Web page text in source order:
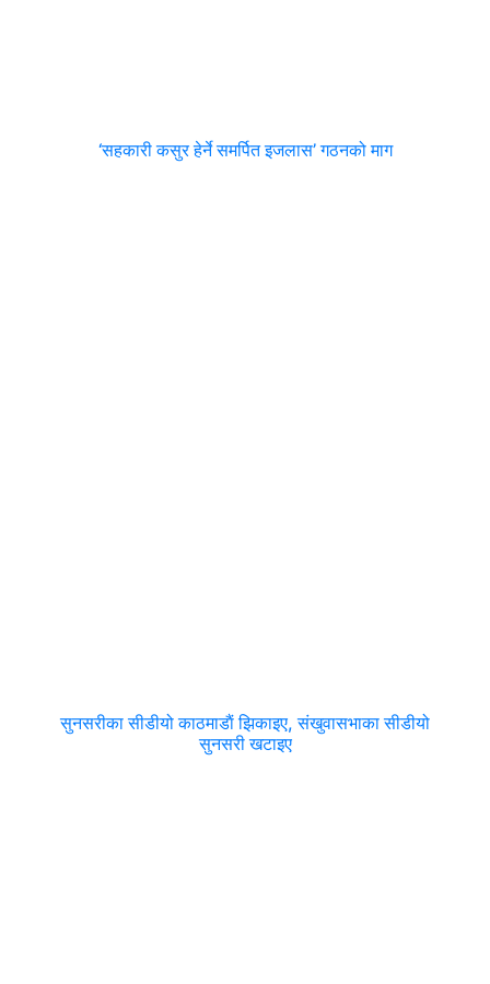
‘सहकारी कसुर हेर्ने समर्पित इजलास’ गठनको माग
सुनसरीका सीडीयो काठमाडाैं झिकाइए, संखुवासभाका सीडीयो
सुनसरी खटाइए